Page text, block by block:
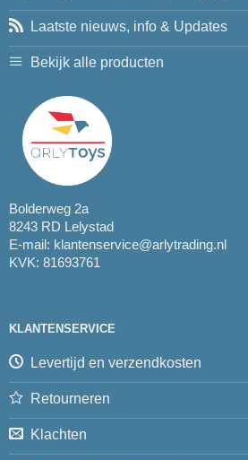
Laatste nieuws, info & Updates
Bekijk alle producten
Bolderweg 2a
8243 RD Lelystad
E-mail: klantenservice@arlytrading.nl
KVK: 81693761
KLANTENSERVICE
Levertijd en verzendkosten
Retourneren
Klachten